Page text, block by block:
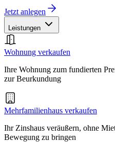
Jetzt anlegen
Leistungen
Wohnung verkaufen
Ihre Wohnung zum fundierten
zur Beurkundung
Mehrfamilienhaus verkaufen
Ihr Zinshaus veräußern, ohne
Bewegung zu bringen